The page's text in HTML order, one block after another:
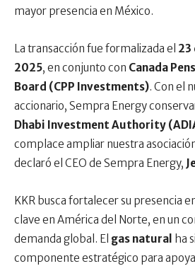
mayor presencia en México.
La transacción fue formalizada el 23
2025, en conjunto con Canada
Board (CPP Investments). Con el
accionario, Sempra Energy
Dhabi Investment Authority
complace ampliar nuestra
declaró el CEO de Sempra Energy,
KKR busca fortalecer su presencia
clave en América del Norte, en un
demanda global. El gas natural ha
componente estratégico para